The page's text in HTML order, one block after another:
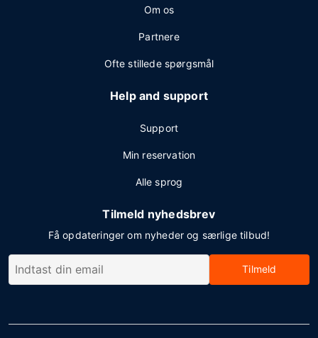
Om os
Partnere
Ofte stillede spørgsmål
Help and support
Support
Min reservation
Alle sprog
Tilmeld nyhedsbrev
Få opdateringer om nyheder og særlige tilbud!
Tilmeld